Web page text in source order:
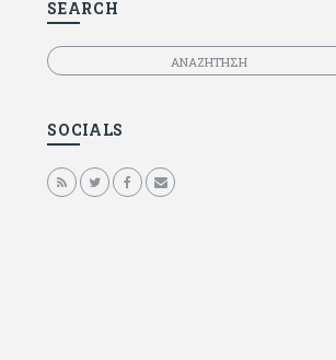
SEARCH
Αναζητηση
SOCIALS